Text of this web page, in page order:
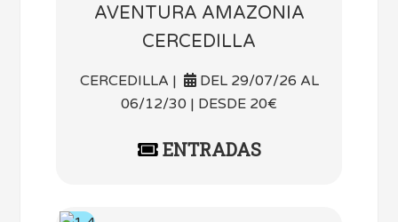
AVENTURA AMAZONIA
CERCEDILLA
CERCEDILLA |
DEL 29/07/26 AL
06/12/30 | DESDE 20€
ENTRADAS